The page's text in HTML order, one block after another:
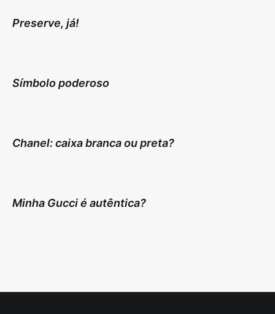
Preserve, já!
Símbolo poderoso
Chanel: caixa branca ou preta?
Minha Gucci é autêntica?